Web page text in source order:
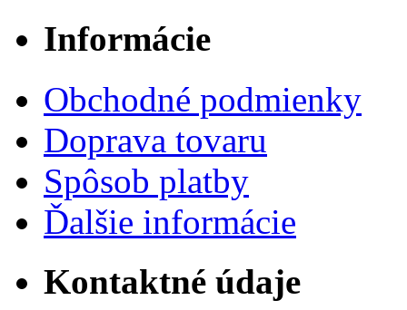
Informácie
Obchodné podmienky
Doprava tovaru
Spôsob platby
Ďalšie informácie
Kontaktné údaje